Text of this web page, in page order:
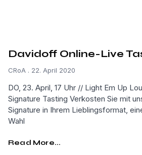
Davidoff Online-Live
CRoA 22. April 2020
DO, 23. April, 17 Uhr // Light Em Up
Signature Tasting Verkosten Sie mit
Signature in Ihrem Lieblingsformat,
Wahl
Read More...